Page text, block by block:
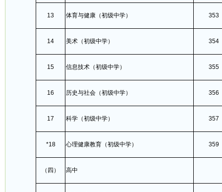
13 体育与健康（初级中学） 353
14 美术（初级中学） 354
15 信息技术（初级中学） 355
16 历史与社会（初级中学） 356
17 科学（初级中学） 357
*18 心理健康教育（初级中学） 359
（四） 高中